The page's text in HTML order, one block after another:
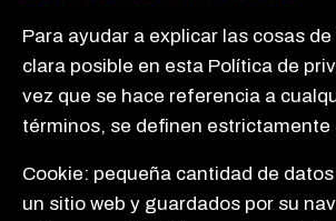
Para ayudar a explicar las cosas
clara posible en esta Política de
vez que se hace referencia a
términos, se definen estrictamente
Cookie: pequeña cantidad de
un sitio web y guardados por su